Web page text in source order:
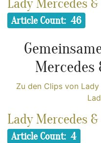
Lady Mercedes
Article Count: 46
Mercedes
Zu den Clips von
Lady Mercedes
Article Count: 4